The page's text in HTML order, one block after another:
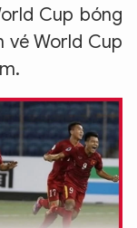
Cup bóng
vé World Cup